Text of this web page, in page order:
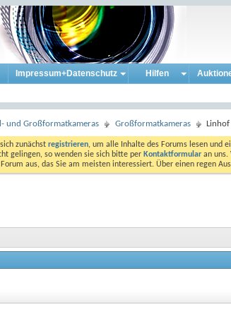
Impressum+Datenschutz Hilfen
und Großformatkameras Großformatkameras Linhof
zunächst registrieren, um alle Inhalte des Forums lesen und
gelingen, so wenden sie sich bitte per Kontaktformular an uns.
aus, das Sie am meisten interessiert. Über einen regen